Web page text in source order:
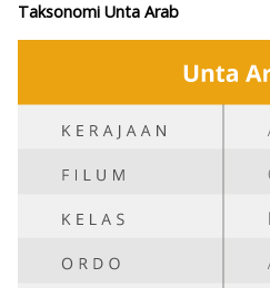
Taksonomi Unta Arab